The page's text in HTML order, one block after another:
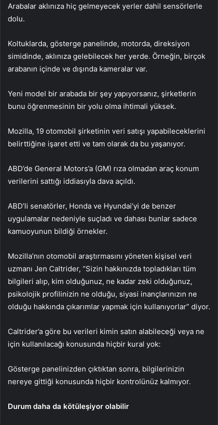
Arabalar aklınıza hiç gelmeyecek yerler dahil sensörlerle
dolu.
Koltuklarda, gösterge panelinde, motorda, direksiyon
simidinde, aklınıza gelebilecek her yerde. Örneğin, birçok
arabanın içinde ve dışında kameralar var.
Yeni model bir arabada bir şey yapıyorsanız, şirketlerin
bunu öğrenmesinin bir yolu olma ihtimali yüksek.
Mozilla, 19 otomobil şirketinin veri satışı yapabileceklerini
belirttiğine işaret etti ve tam olarak da bu yaşanıyor.
ABD’de General Motors’a (GM) rıza olmadan araç konum
verilerini sattığı iddiasıyla dava açıldı.
ABD’li senatörler, Honda ve Hyundai’yi de benzer
uygulamalar nedeniyle suçladı ve dahası bunlar sadece
kamuoyunun bildiği örnekler.
Mozilla’nın otomobil araştırmasını yöneten kişisel veri
uzmanı Jen Caltrider, “Sizin hakkınızda topladıkları tüm
bilgileri alıp, kim olduğunuz, ne kadar zeki olduğunuz,
psikolojik profilinizin ne olduğu, siyasi inançlarınızın ne
olduğu hakkında çıkarımlar yapmak için kullanıyorlar” diyor.
Caltrider’a göre bu verileri kimin satın alabileceği veya ne
için kullanılacağı konusunda hiçbir kural yok:
Gösterge panelinizden çıktıktan sonra, bilgilerinizin
nereye gittiği konusunda hiçbir kontrolünüz kalmıyor.
Durum daha da kötüleşiyor olabilir